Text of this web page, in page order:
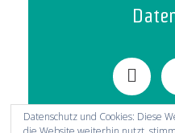
Datenschutz und Cookies: Diese